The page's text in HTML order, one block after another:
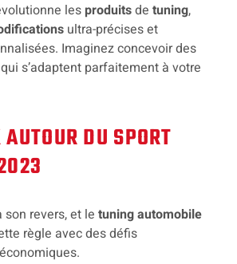
les produitsde tuning,
ultra-précises et
Imaginez concevoir des
s’adaptent parfaitement à votre
DU SPORT
revers, et le tuning automobile
règle avec des défis